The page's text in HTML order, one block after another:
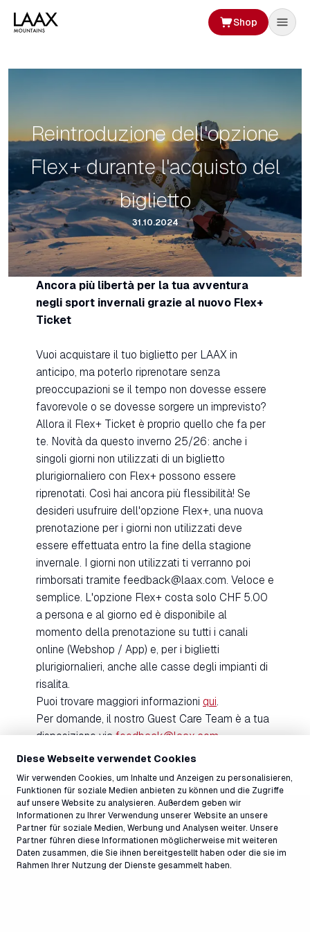
Diese Webseite verwendet Cookies
Wir verwenden Cookies, um Inhalte und Anzeigen zu personalisieren,
Funktionen für soziale Medien anbieten zu können und die Zugriffe
auf unsere Website zu analysieren. Außerdem geben wir
Informationen zu Ihrer Verwendung unserer Website an unsere
Partner für soziale Medien, Werbung und Analysen weiter. Unsere
Partner führen diese Informationen möglicherweise mit weiteren
Daten zusammen, die Sie ihnen bereitgestellt haben oder die sie im
Rahmen Ihrer Nutzung der Dienste gesammelt haben.
Shop
Reintroduzione dell'opzione
Flex+ durante l'acquisto del
biglietto
31.10.2024
Ancora più libertà per la tua avventura
negli sport invernali grazie al nuovo Flex+
Ticket
Vuoi acquistare il tuo biglietto per LAAX in
anticipo, ma poterlo riprenotare senza
preoccupazioni se il tempo non dovesse essere
favorevole o se dovesse sorgere un imprevisto?
Allora il Flex+ Ticket è proprio quello che fa per
te. Novità da questo inverno 25/26: anche i
singoli giorni non utilizzati di un biglietto
plurigiornaliero con Flex+ possono essere
riprenotati. Così hai ancora più flessibilità! Se
desideri usufruire dell'opzione Flex+, una nuova
prenotazione per i giorni non utilizzati deve
essere effettuata entro la fine della stagione
invernale. I giorni non utilizzati ti verranno poi
rimborsati tramite feedback@laax.com. Veloce e
semplice. L'opzione Flex+ costa solo CHF 5.00
a persona e al giorno ed è disponibile al
momento della prenotazione su tutti i canali
online (Webshop / App) e, per i biglietti
plurigiornalieri, anche alle casse degli impianti di
risalita.
Puoi trovare maggiori informazioni qui
Per domande, il nostro Guest Care Team è a tua
disposizione viafeedback@laax.com.